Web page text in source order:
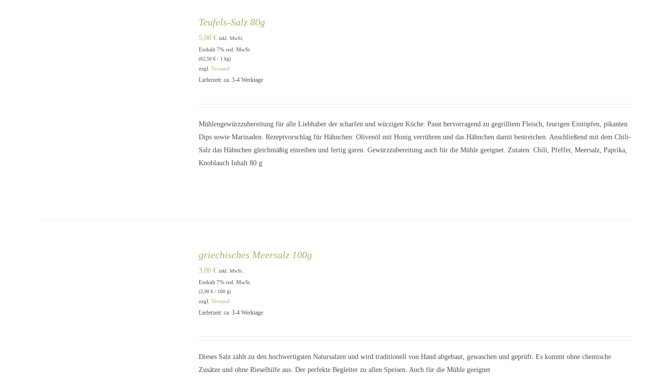
Teufels-Salz 80g
5,00€ inkl. MwSt.
Enthält 7% red. MwSt.
(62,50€ / 1 kg)
zzgl.Versand
Lieferzeit: ca. 3-4 Werktage
Mühlengewürzzubereitung für alle Liebhaber der scharfen und würzigen Küche. Passt hervorragend zu gegrilltem Fleisch, feurigen Eintöpfen, pikanten
Dips sowie Marinaden. Rezeptvorschlag für Hähnchen: Olivenöl mit Honig verrühren und das Hähnchen damit bestreichen. Anschließend mit dem Chili-
Salz das Hähnchen gleichmäßig einreiben und fertig garen. Gewürzzubereitung auch für die Mühle geeignet. Zutaten: Chili, Pfeffer, Meersalz, Paprika,
Knoblauch Inhalt 80 g
griechisches Meersalz 100g
3,00€ inkl. MwSt.
Enthält 7% red. MwSt.
(2,00€ / 100 g)
zzgl.Versand
Lieferzeit: ca. 3-4 Werktage
Dieses Salz zählt zu den hochwertigsten Natursalzen und wird traditionell von Hand abgebaut, gewaschen und geprüft. Es kommt ohne chemische
Zusätze und ohne Rieselhilfe aus. Der perfekte Begleiter zu allen Speisen. Auch für die Mühle geeignet